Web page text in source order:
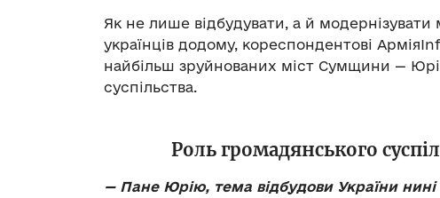
Як не лише відбудувати, а й модернізувати
українців додому, кореспондентові
найбільш зруйнованих міст Сумщини —
суспільства.
Роль громадянського
—Пане Юрію, тема відбудови України нині